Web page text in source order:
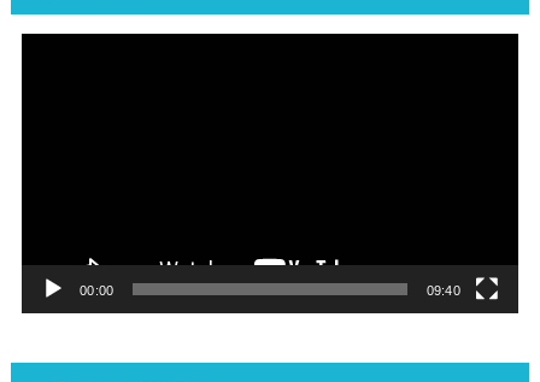
00:00 09:40